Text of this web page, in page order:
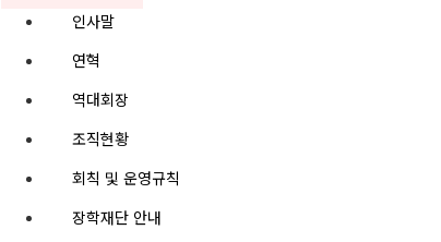
인사말
연혁
역대회장
조직현황
회칙 및 운영규칙
장학재단 안내